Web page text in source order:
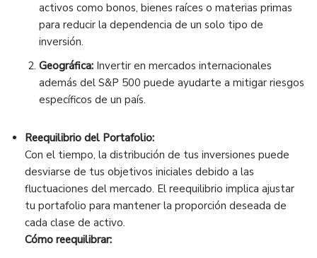
activos como bonos, bienes raíces o materias primas
para reducir la dependencia de un solo tipo de
inversión.
Geográfica: Invertir en mercados internacionales
además del S&P 500 puede ayudarte a mitigar riesgos
específicos de un país.
Reequilibrio del Portafolio:
Con el tiempo, la distribución de tus inversiones puede
desviarse de tus objetivos iniciales debido a las
fluctuaciones del mercado. El reequilibrio implica ajustar
tu portafolio para mantener la proporción deseada de
cada clase de activo.
Cómo reequilibrar: